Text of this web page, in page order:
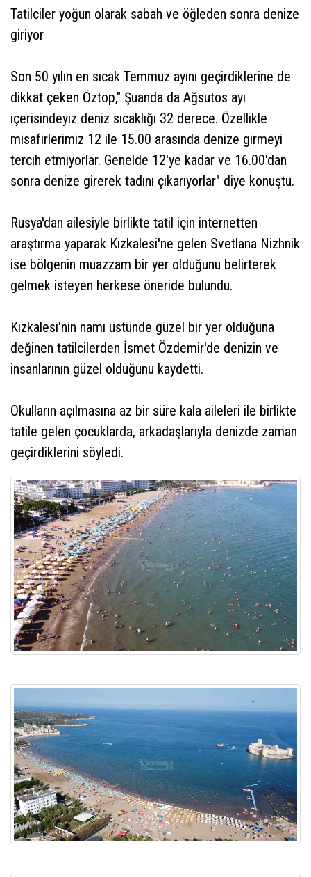
Tatilciler yoğun olarak sabah ve öğleden sonra denize
giriyor
Son 50 yılın en sıcak Temmuz ayını geçirdiklerine de
dikkat çeken Öztop," Şuanda da Ağsutos ayı
içerisindeyiz deniz sıcaklığı 32 derece. Özellikle
misafirlerimiz 12 ile 15.00 arasında denize girmeyi
tercih etmiyorlar. Genelde 12'ye kadar ve 16.00'dan
sonra denize girerek tadını çıkarıyorlar" diye konuştu.
Rusya'dan ailesiyle birlikte tatil için internetten
araştırma yaparak Kızkalesi'ne gelen Svetlana Nizhnik
ise bölgenin muazzam bir yer olduğunu belirterek
gelmek isteyen herkese öneride bulundu.
Kızkalesi'nin namı üstünde güzel bir yer olduğuna
değinen tatilcilerden İsmet Özdemir'de denizin ve
insanlarının güzel olduğunu kaydetti.
Okulların açılmasına az bir süre kala aileleri ile birlikte
tatile gelen çocuklarda, arkadaşlarıyla denizde zaman
geçirdiklerini söyledi.